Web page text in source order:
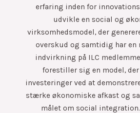
erfaring inden for
udvikle en social og
virksomhedsmodel, der
overskud og samtidig har en
indvirkning på ILC
forestiller sig en model,
investeringer ved at
stærke økonomiske afkast og
målet om social